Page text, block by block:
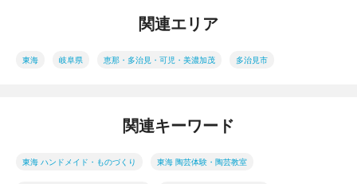
関連エリア
東海 岐阜県 恵那・多治見・可児・美濃加茂 多治見市
関連キーワード
東海 ハンドメイド・ものづくり 東海 陶芸体験・陶芸教室